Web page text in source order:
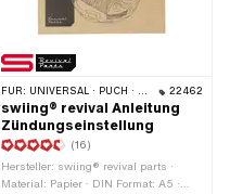
Anwendungsbereich: Original ·
Anwendungsbereich: Performance ·
Lochabstand: 54 mm
FÜR: UNIVERSAL · PUCH · SACHS · PIAGGIO · ZÜNDAPP BELMONDO 22462
swiing® revival Anleitung
Zündungseinstellung
(16)
Hersteller: swiing® revival parts ·
Material: Papier · DIN Format: A5 ·